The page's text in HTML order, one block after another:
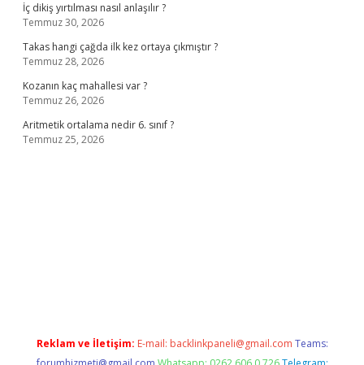
İç dikiş yırtılması nasıl anlaşılır ?
Temmuz 30, 2026
Takas hangi çağda ilk kez ortaya çıkmıştır ?
Temmuz 28, 2026
Kozanın kaç mahallesi var ?
Temmuz 26, 2026
Aritmetik ortalama nedir 6. sınıf ?
Temmuz 25, 2026
Reklam ve İletişim: E-mail: backlinkpaneli@gmail.com Teams: